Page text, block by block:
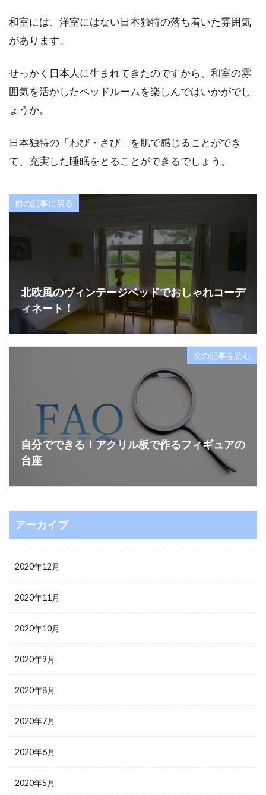
和室には、洋室にはない日本独特の落ち着いた雰囲気
があります。
せっかく日本人に生まれてきたのですから、和室の雰
囲気を活かしたベッドルームを楽しんではいかがでし
ょうか。
日本独特の「わび・さび」を肌で感じることができ
て、充実した睡眠をとることができるでしょう。
前の記事に戻る
北欧風のヴィンテージベッドでおしゃれコーデ
ィネート！
次の記事を読む
自分でできる！アクリル板で作るフィギュアの
台座
アーカイブ
2020年12月
2020年11月
2020年10月
2020年9月
2020年8月
2020年7月
2020年6月
2020年5月